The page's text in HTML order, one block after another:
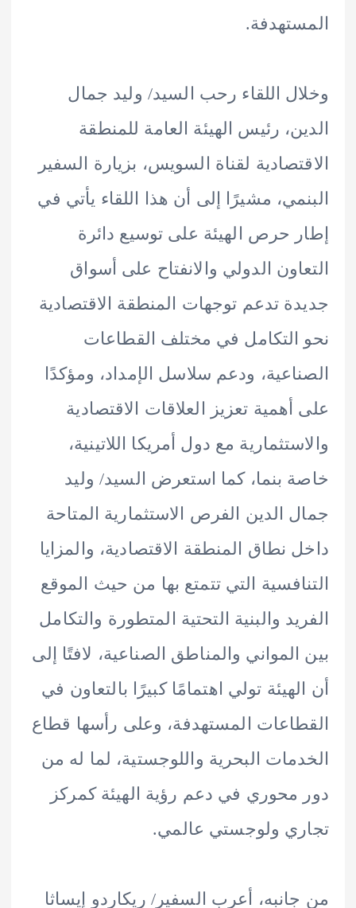
اللقاء رحب السيد/ وليد جمال
رئيس الهيئة العامة للمنطقة
لقناة السويس، بزيارة السفير
مشيرًا إلى أن هذا اللقاء يأتي في
حرص الهيئة على توسيع دائرة
الدولي والانفتاح على أسواق
تدعم توجهات المنطقة الاقتصادية
التكامل في مختلف القطاعات
ودعم سلاسل الإمداد، ومؤكدًا
تعزيز العلاقات الاقتصادية
مع دول أمريكا اللاتينية،
بنما، كما استعرض السيد/ وليد
الدين الفرص الاستثمارية المتاحة
نطاق المنطقة الاقتصادية، والمزايا
التي تتمتع بها من حيث الموقع
والبنية التحتية المتطورة والتكامل
والمناطق الصناعية، لافتًا إلى
تولي اهتمامًا كبيرًا بالتعاون في
المستهدفة، وعلى رأسها قطاع
البحرية واللوجستية، لما له من
محوري في دعم رؤية الهيئة كمركز
ولوجستي عالمي.
أعرب السفير/ ريكاردو إيساثا